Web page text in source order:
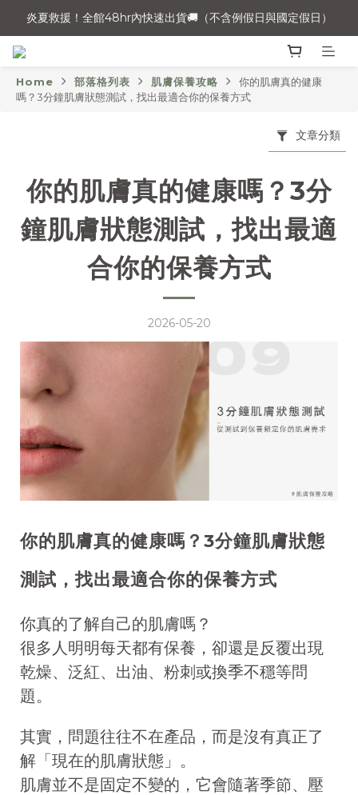
炎夏救援！全館48hr內快速出貨🚚（不含例假日與國定假日）
炎夏救援！全館48hr內快速出貨🚚（不含例假日與國定假日）
💧夏日清爽大作戰，備戰炎熱高溫，指定組合7折起❗
炎夏救援！全館48hr內快速出貨🚚（不含例假日與國定假日）
Home 部落格列表 肌膚保養攻略
你的肌膚真的健康
嗎？3分鐘肌膚狀態測試，找出最適合你的保養方式
文章分類
你的肌膚真的健康嗎？3分
鐘肌膚狀態測試，找出最適
合你的保養方式
2026-05-20
你的肌膚真的健康嗎？3分鐘肌膚狀態
測試，找出最適合你的保養方式
你真的了解自己的肌膚嗎？
很多人明明每天都有保養，卻還是反覆出現
乾燥、泛紅、出油、粉刺或換季不穩等問
題。
其實，問題往往不在產品，而是沒有真正了
解「現在的肌膚狀態」。
肌膚並不是固定不變的，它會隨著季節、壓